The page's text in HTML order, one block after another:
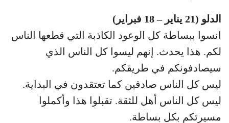
الدلو (21 يناير – 18 فبراير)
انسوا ببساطة كل الوعود الكاذبة التي قطعها الناس
لكم. هذا يحدث. إنهم ليسوا كل الناس الذي
سيصادفونكم في طريقكم.
ليس كل الناس صادقين كما تعتقدون في البداية.
ليس كل الناس أهل للثقة. تقبلوا هذا وأكملوا
مسيرتكم بكل بساطة.